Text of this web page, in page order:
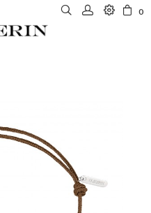
0